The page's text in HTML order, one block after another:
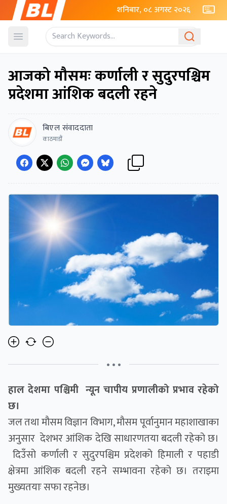
शनिबार, ०८ अगस्ट २०२६
Open menu
आजको मौसमः कर्णाली र सुदुरपश्चिम
प्रदेशमा आंंशिक बदली रहने
बिएल संवाददाता
काठमाडौं
• • •
हाल देशमा पश्चिमी न्यून चापीय प्रणालीको प्रभाव रहेको
छ।
जल तथा मौसम विज्ञान विभाग, मौसम पूर्वानुमान महाशाखाका
अनुसार देशभर आंशिक देखि साधारणतया बदली रहेको छ।
दिउँसो कर्णाली र सुदुरपश्चिम प्रदेशको हिमाली र पहाडी
क्षेत्रमा आंंशिक बदली रहने सम्भावना रहेको छ। तराइमा
मुख्यतयाः सफा रहनेछ।